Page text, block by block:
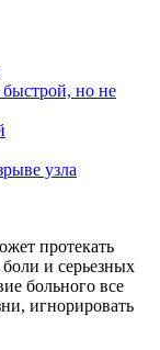
но не
узла
протекать
и серьезных
больного все
игнорировать